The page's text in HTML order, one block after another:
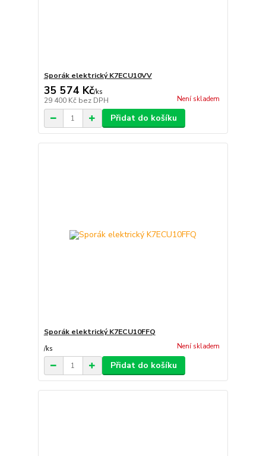
Sporák elektrický K7ECU10VV
35 574 Kč/ks
29 400 Kč bez DPH Není skladem
Přidat do košíku
Sporák elektrický K7ECU10FFQ
/ks Není skladem
Přidat do košíku